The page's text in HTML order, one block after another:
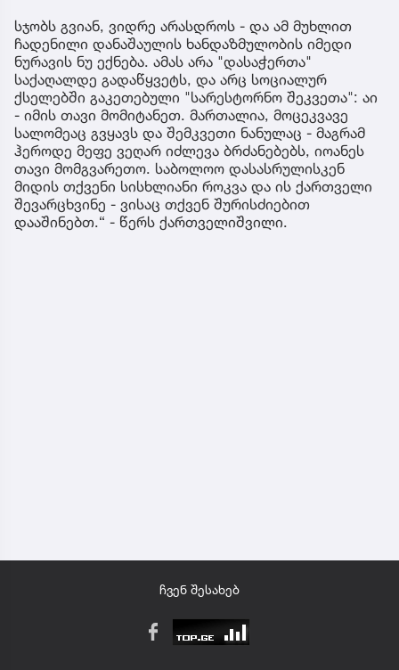
სჯობს გვიან, ვიდრე არასდროს - და ამ მუხლით
ჩადენილი დანაშაულის ხანდაზმულობის იმედი
ნურავის ნუ ექნება. ამას არა "დასაჭერთა"
საქაღალდე გადაწყვეტს, და არც სოციალურ
ქსელებში გაკეთებული "სარესტორნო შეკვეთა": აი
- იმის თავი მომიტანეთ. მართალია, მოცეკვავე
სალომეაც გვყავს და შემკვეთი ნანულაც - მაგრამ
ჰეროდე მეფე ვეღარ იძლევა ბრძანებებს, იოანეს
თავი მომგვარეთო. საბოლოო დასასრულისკენ
მიდის თქვენი სისხლიანი როკვა და ის ქართველი
შევარცხვინე - ვისაც თქვენ შურისძიებით
დააშინებთ.“ - წერს ქართველიშვილი.
ჩვენ შესახებ